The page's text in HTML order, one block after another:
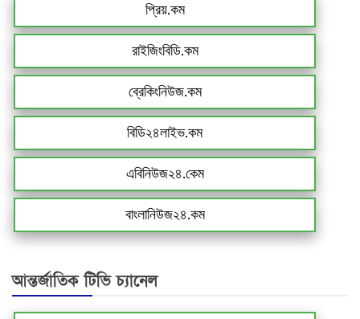
প্রিয়.কম
রাইজিংবিডি.কম
ব্রেকিংনিউজ.কম
বিডি২৪লাইভ.কম
এবিনিউজ২৪.কেম
বাংলানিউজ২৪.কম
আন্তর্জাতিক টিভি চ্যানেল